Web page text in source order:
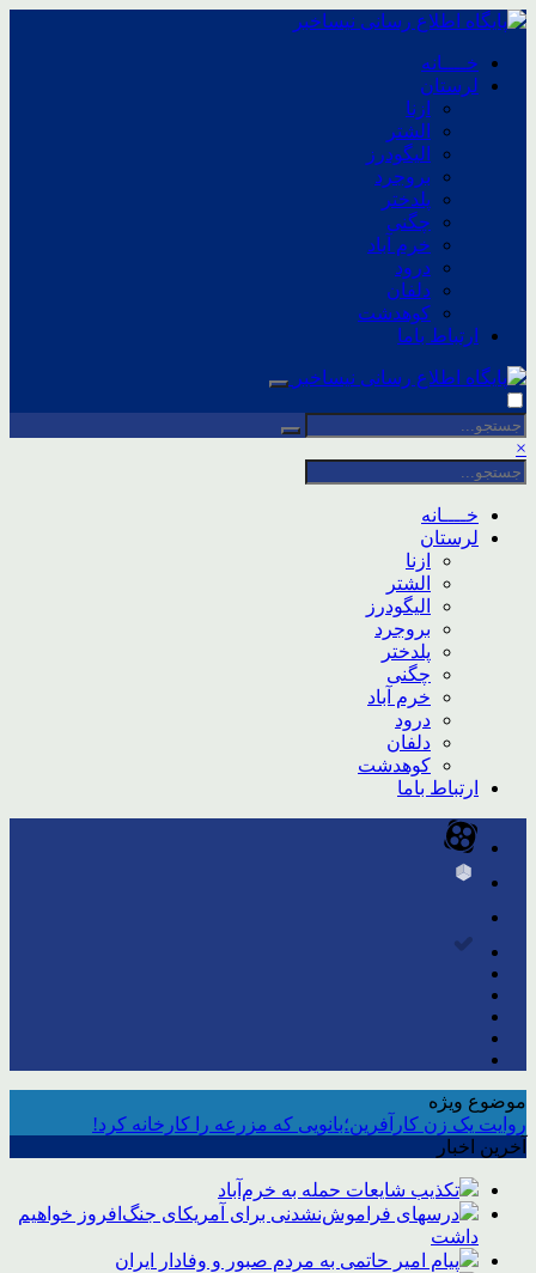
خــــانه
لرستان
ازنا
الشتر
الیگودرز
بروجرد
پلدختر
چگنی
خرم آباد
درود
دلفان
کوهدشت
ارتباط باما
×
خــــانه
لرستان
ازنا
الشتر
الیگودرز
بروجرد
پلدختر
چگنی
خرم آباد
درود
دلفان
کوهدشت
ارتباط باما
موضوع ویژه
روایت یک زن کارآفرین؛بانویی که مزرعه را کارخانه کرد!
آخرین اخبار
تکذیب شایعات حمله به خرم‌آباد
درسهای فراموش‌نشدنی برای آمریکای جنگ‌افروز خواهیم
داشت
پیام امیر حاتمی به مردم صبور و وفادار ایران